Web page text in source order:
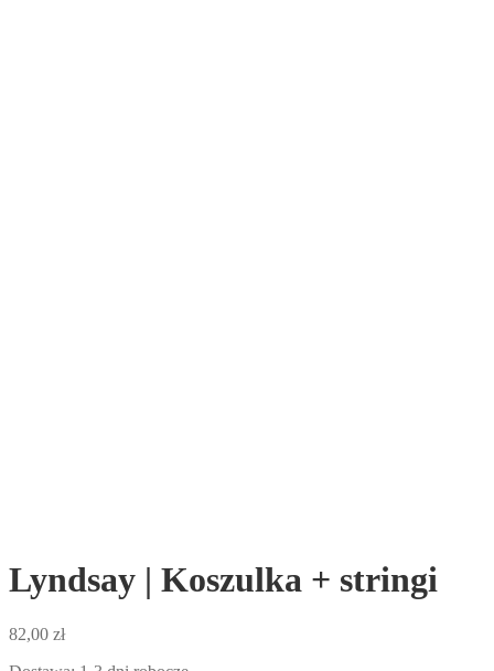
Lyndsay | Koszulka + stringi
82,00 zł